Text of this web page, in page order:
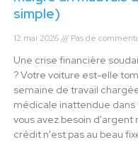
simple)
12 mai 2026 Pas de
Une crise financière
? Votre voiture est-elle
semaine de travail
médicale inattendue dans
vous avez besoin
crédit n'est pas au beau